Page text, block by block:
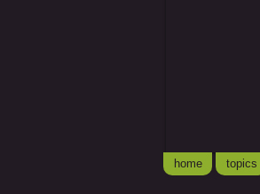
home topics